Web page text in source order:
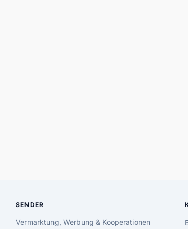
SENDER
Vermarktung, Werbung & Kooperationen